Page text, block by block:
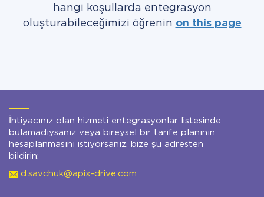
hangi koşullarda entegrasyon
oluşturabileceğimizi öğrenin on this page
İhtiyacınız olan hizmeti entegrasyonlar listesinde
bulamadıysanız veya bireysel bir tarife planının
hesaplanmasını istiyorsanız, bize şu adresten
bildirin:
d.savchuk@apix-drive.com